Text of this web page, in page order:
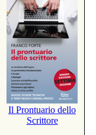
Il Prontuario dello
Scrittore